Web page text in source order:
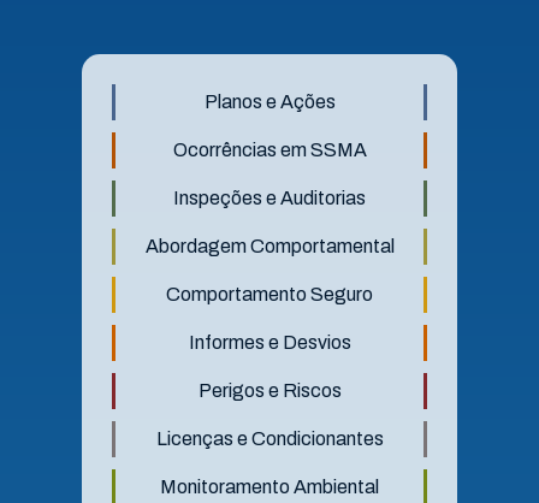
Planos e Ações
Ocorrências em SSMA
Inspeções e Auditorias
Abordagem Comportamental
Comportamento Seguro
Informes e Desvios
Perigos e Riscos
Licenças e Condicionantes
Monitoramento Ambiental